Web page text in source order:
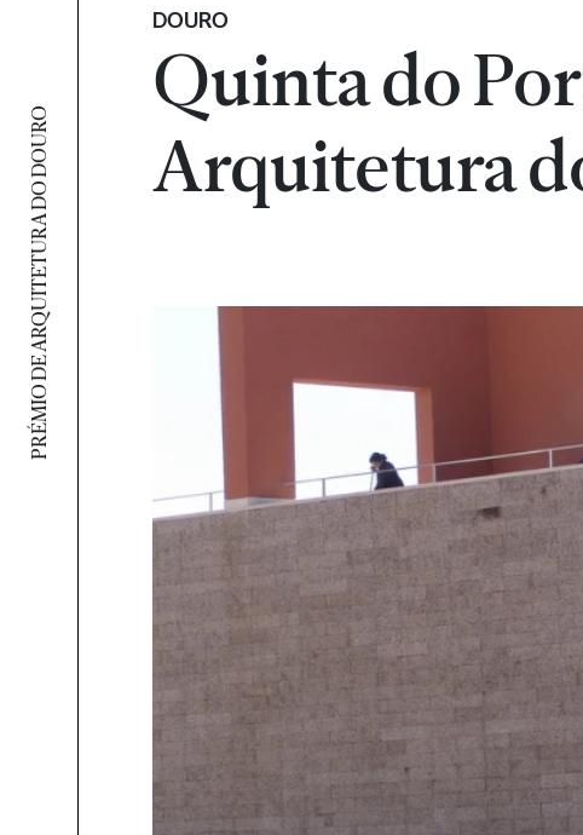
PRÉMIO DE ARQUITETURA DO DOURO
DOURO
Quinta do
Arquitetura